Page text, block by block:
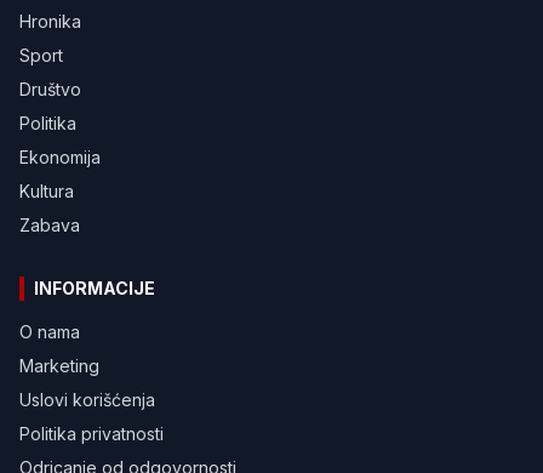
Hronika
Sport
Društvo
Politika
Ekonomija
Kultura
Zabava
INFORMACIJE
O nama
Marketing
Uslovi korišćenja
Politika privatnosti
Odricanje od odgovornosti